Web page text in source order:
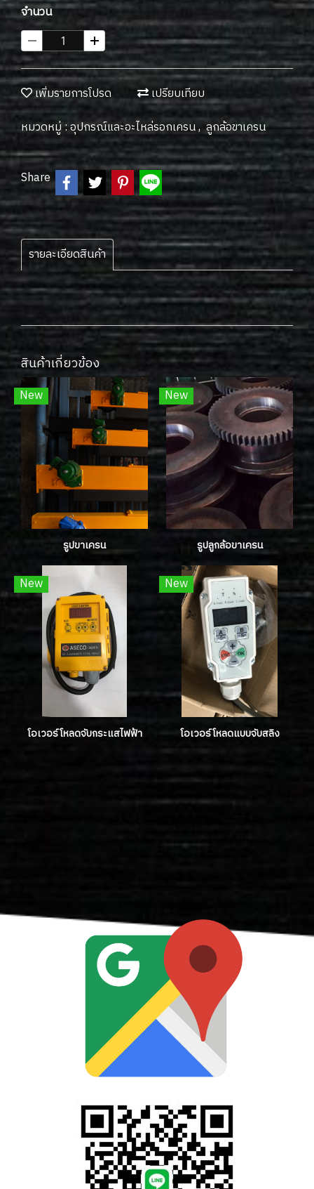
จำนวน
เพิ่มรายการโปรด
เปรียบเทียบ
หมวดหมู่ :อุปกรณ์และอะไหล่รอกเครน, ลูกล้อขาเครน
Share
รายละเอียดสินค้า
สินค้าเกี่ยวข้อง
New
รูปขาเครน
New
รูปลูกล้อขาเครน
New
โอเวอร์โหลดจับกระแสไฟฟ้า
New
โอเวอร์โหลดแบบจับสลิง